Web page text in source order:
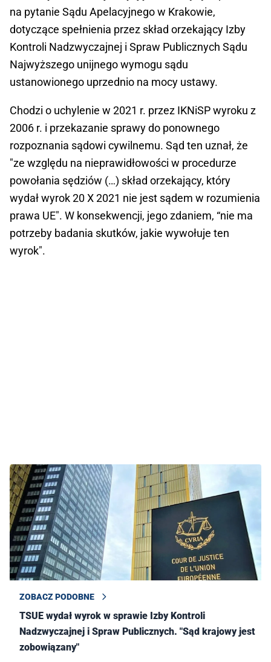
na pytanie Sądu Apelacyjnego w Krakowie,
dotyczące spełnienia przez skład orzekający Izby
Kontroli Nadzwyczajnej i Spraw Publicznych Sądu
Najwyższego unijnego wymogu sądu
ustanowionego uprzednio na mocy ustawy.
Chodzi o uchylenie w 2021 r. przez IKNiSP wyroku z
2006 r. i przekazanie sprawy do ponownego
rozpoznania sądowi cywilnemu. Sąd ten uznał, że
"ze względu na nieprawidłowości w procedurze
powołania sędziów (…) skład orzekający, który
wydał wyrok 20 X 2021 nie jest sądem w rozumienia
prawa UE". W konsekwencji, jego zdaniem, “nie ma
potrzeby badania skutków, jakie wywołuje ten
wyrok".
ZOBACZ PODOBNE
TSUE wydał wyrok w sprawie Izby Kontroli
Nadzwyczajnej i Spraw Publicznych. "Sąd krajowy jest
zobowiązany"